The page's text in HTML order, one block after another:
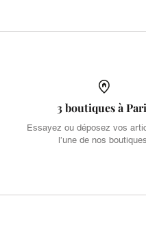
3 boutiques à
Essayez ou déposez vos
l’une de nos